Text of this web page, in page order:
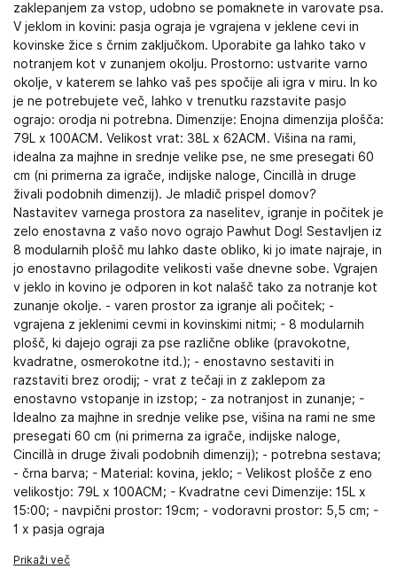
zaklepanjem za vstop, udobno se pomaknete in varovate psa.
V jeklom in kovini: pasja ograja je vgrajena v jeklene cevi in ​​
kovinske žice s črnim zaključkom. Uporabite ga lahko tako v
notranjem kot v zunanjem okolju. Prostorno: ustvarite varno
okolje, v katerem se lahko vaš pes spočije ali igra v miru. In ko
je ne potrebujete več, lahko v trenutku razstavite pasjo
ograjo: orodja ni potrebna. Dimenzije: Enojna dimenzija plošča:
79L x 100ACM. Velikost vrat: 38L x 62ACM. Višina na rami,
idealna za majhne in srednje velike pse, ne sme presegati 60
cm (ni primerna za igrače, indijske naloge, Cincillà in druge
živali podobnih dimenzij). Je mladič prispel domov?
Nastavitev varnega prostora za naselitev, igranje in počitek je
zelo enostavna z vašo novo ograjo Pawhut Dog! Sestavljen iz
8 modularnih plošč mu lahko daste obliko, ki jo imate najraje, in
jo enostavno prilagodite velikosti vaše dnevne sobe. Vgrajen
v jeklo in kovino je odporen in kot nalašč tako za notranje kot
zunanje okolje. - varen prostor za igranje ali počitek; -
vgrajena z jeklenimi cevmi in kovinskimi nitmi; - 8 modularnih
plošč, ki dajejo ograji za pse različne oblike (pravokotne,
kvadratne, osmerokotne itd.); - enostavno sestaviti in
razstaviti brez orodij; - vrat z tečaji in z zaklepom za
enostavno vstopanje in izstop; - za notranjost in zunanje; -
Idealno za majhne in srednje velike pse, višina na rami ne sme
presegati 60 cm (ni primerna za igrače, indijske naloge,
Cincillà in druge živali podobnih dimenzij); - potrebna sestava;
- črna barva; - Material: kovina, jeklo; - Velikost plošče z eno
velikostjo: 79L x 100ACM; - Kvadratne cevi Dimenzije: 15L x
15:00; - navpični prostor: 19cm; - vodoravni prostor: 5,5 cm; -
1 x pasja ograja
Prikaži več